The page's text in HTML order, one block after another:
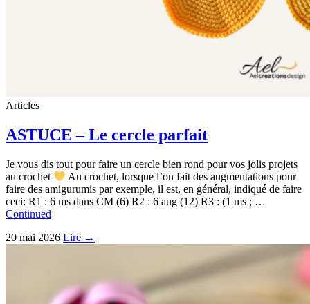
Articles
ASTUCE – Le cercle parfait
Je vous dis tout pour faire un cercle bien rond pour vos jolis projets
au crochet
Au crochet, lorsque l’on fait des augmentations pour
faire des amigurumis par exemple, il est, en général, indiqué de faire
ceci: R1 : 6 ms dans CM (6) R2 : 6 aug (12) R3 : (1 ms ; …
Continued
20 mai 2026 Lire →